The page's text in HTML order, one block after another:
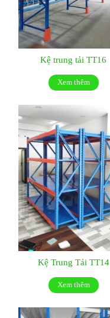
Kệ trung tải TT16
Xem thêm
Kệ Trung Tải TT14
Xem thêm